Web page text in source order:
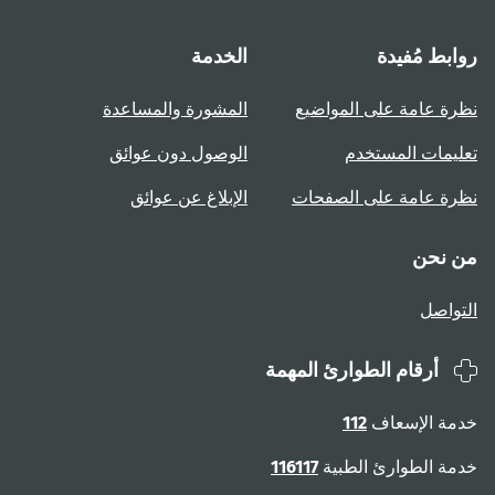
روابط مُفيدة
نظرة عامة على المواضيع
تعليمات المستخدم
نظرة عامة على الصفحات
الخدمة
المشورة والمساعدة
الوصول دون عوائق
الإبلاغ عن عوائق
من نحن
التواصل
أرقام الطوارئ المهمة
خدمة الإسعاف 112
خدمة الطوارئ الطبية116117